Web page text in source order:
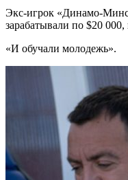
Экс-игрок «Динамо-
зарабатывали по $20 000,
«И обучали молодежь».